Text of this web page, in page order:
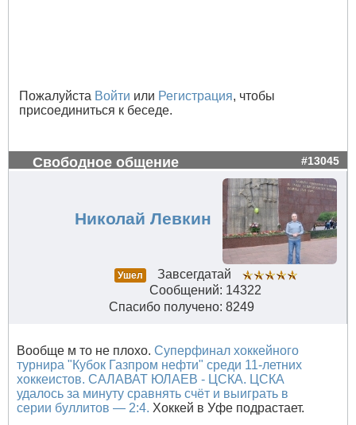
Пожалуйста Войти или Регистрация, чтобы
присоединиться к беседе.
Свободное общение #13045
Николай Левкин
Ушел
Завсегдатай
Сообщений: 14322
Спасибо получено: 8249
Вообще м то не плохо. Суперфинал хоккейного
турнира "Кубок Газпром нефти" среди 11-летних
хоккеистов. САЛАВАТ ЮЛАЕВ - ЦСКА. ЦСКА
удалось за минуту сравнять счёт и выиграть в
серии буллитов — 2:4. Хоккей в Уфе подрастает.